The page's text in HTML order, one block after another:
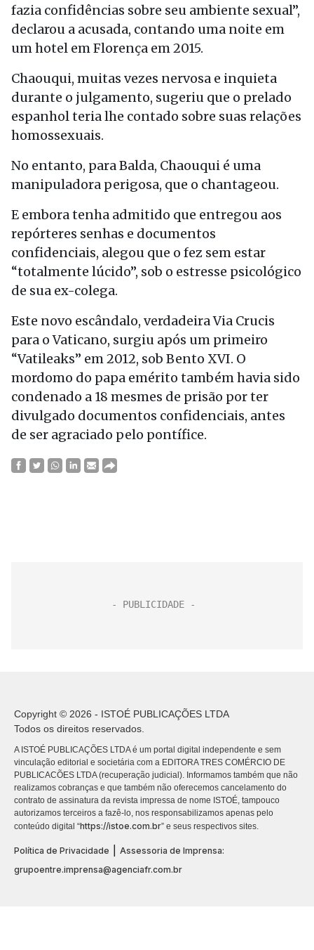
fazia confidências sobre seu ambiente sexual”,
declarou a acusada, contando uma noite em
um hotel em Florença em 2015.
Chaouqui, muitas vezes nervosa e inquieta
durante o julgamento, sugeriu que o prelado
espanhol teria lhe contado sobre suas relações
homossexuais.
No entanto, para Balda, Chaouqui é uma
manipuladora perigosa, que o chantageou.
E embora tenha admitido que entregou aos
repórteres senhas e documentos
confidenciais, alegou que o fez sem estar
“totalmente lúcido”, sob o estresse psicológico
de sua ex-colega.
Este novo escândalo, verdadeira Via Crucis
para o Vaticano, surgiu após um primeiro
“Vatileaks” em 2012, sob Bento XVI. O
mordomo do papa emérito também havia sido
condenado a 18 mesmes de prisão por ter
divulgado documentos confidenciais, antes
de ser agraciado pelo pontífice.
Copyright © 2026 - ISTOÉ PUBLICAÇÕES LTDA
Todos os direitos reservados.
A ISTOÉ PUBLICAÇÕES LTDA é um portal digital independente e sem
vinculação editorial e societária com a EDITORA TRES COMÉRCIO DE
PUBLICACÕES LTDA (recuperação judicial). Informamos também que não
realizamos cobranças e que também não oferecemos cancelamento do
contrato de assinatura da revista impressa de nome ISTOÉ, tampouco
autorizamos terceiros a fazê-lo, nos responsabilizamos apenas pelo
conteúdo digital “https://istoe.com.br” e seus respectivos sites.
Política de Privacidade
Assessoria de Imprensa:
grupoentre.imprensa@agenciafr.com.br